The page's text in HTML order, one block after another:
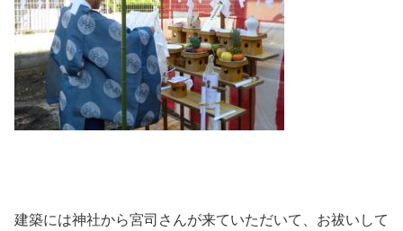
建築には神社から宮司さんが来ていただいて、お祓いして